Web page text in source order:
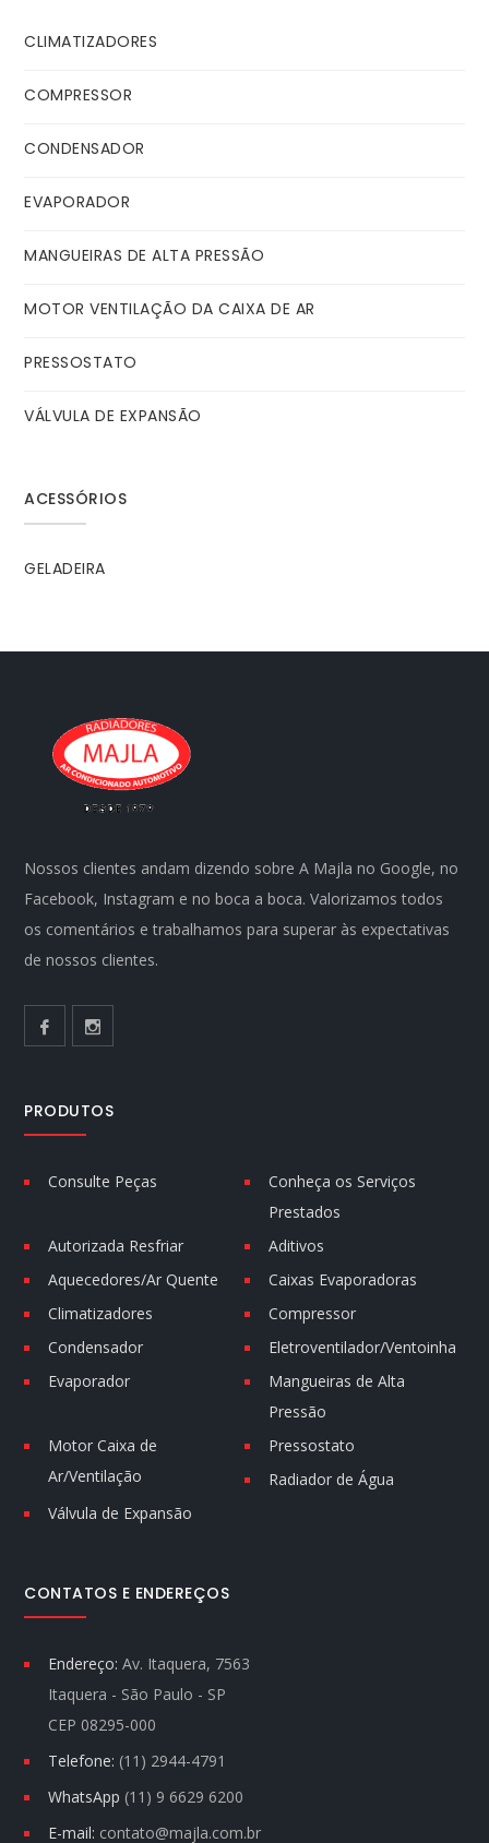
CLIMATIZADORES
COMPRESSOR
CONDENSADOR
EVAPORADOR
MANGUEIRAS DE ALTA PRESSÃO
MOTOR VENTILAÇÃO DA CAIXA DE AR
PRESSOSTATO
VÁLVULA DE EXPANSÃO
ACESSÓRIOS
GELADEIRA
Nossos clientes andam dizendo sobre A Majla no Google, no
Facebook, Instagram e no boca a boca. Valorizamos todos
os comentários e trabalhamos para superar às expectativas
de nossos clientes.
PRODUTOS
Consulte Peças
Conheça os Serviços
Prestados
Autorizada Resfriar
Aditivos
Aquecedores/Ar Quente
Caixas Evaporadoras
Climatizadores
Compressor
Condensador
Eletroventilador/Ventoinha
Evaporador
Mangueiras de Alta
Pressão
Motor Caixa de
Ar/Ventilação
Pressostato
Radiador de Água
Válvula de Expansão
CONTATOS E ENDEREÇOS
Endereço: Av. Itaquera, 7563
Itaquera - São Paulo - SP
CEP 08295-000
Telefone: (11) 2944-4791
WhatsApp (11) 9 6629 6200
E-mail: contato@majla.com.br